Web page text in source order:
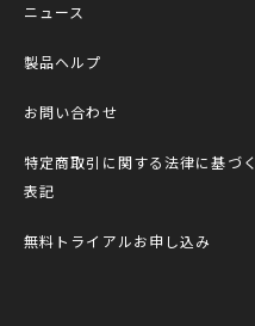
ニュース
製品ヘルプ
お問い合わせ
特定商取引に関する法律に基づく
表記
無料トライアルお申し込み